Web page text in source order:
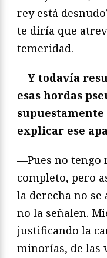
rey está
te diría que
temeridad.
—Y todavía
esas hordas
supuestamente
explicar ese
—Pues no tengo
completo, pero
la derecha no se
no la señalen.
justificando la
minorías, de las